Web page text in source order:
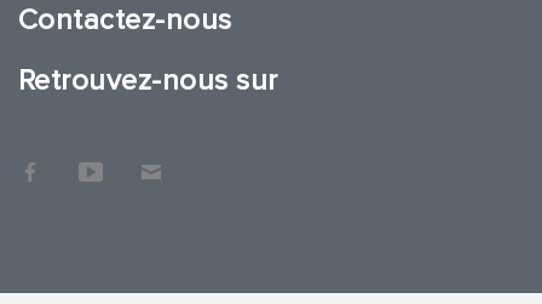
Contactez-nous
Retrouvez-nous sur